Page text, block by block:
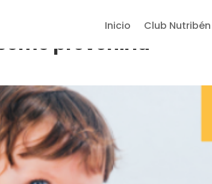
Inicio Club Nutribén
prevenirla